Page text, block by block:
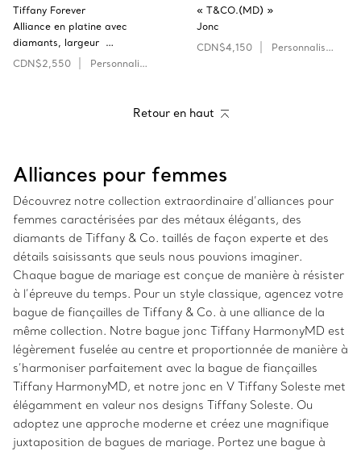
Tiffany Forever
Alliance en platine avec
diamants, largeur …
CDN$2,550
Personnaliser
« T&CO.(MD) »
Jonc
CDN$4,150
Personnaliser
Retour en haut
Alliances pour femmes
Découvrez notre collection extraordinaire d’alliances pour
femmes caractérisées par des métaux élégants, des
diamants de Tiffany & Co. taillés de façon experte et des
détails saisissants que seuls nous pouvions imaginer.
Chaque bague de mariage est conçue de manière à résister
à l’épreuve du temps. Pour un style classique, agencez votre
bague de fiançailles de Tiffany & Co. à une alliance de la
même collection. Notre bague jonc Tiffany HarmonyMD est
légèrement fuselée au centre et proportionnée de manière à
s’harmoniser parfaitement avec la bague de fiançailles
Tiffany HarmonyMD, et notre jonc en V Tiffany Soleste met
élégamment en valeur nos designs Tiffany Soleste. Ou
adoptez une approche moderne et créez une magnifique
juxtaposition de bagues de mariage. Portez une bague à